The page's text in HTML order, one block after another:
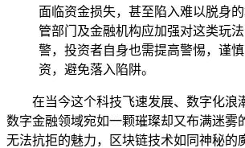
面临资金损失，甚至陷入难以脱身
管部门及金融机构应加强对这类玩
警，投资者自身也需提高警惕，谨
资，避免落入陷阱。
在当今这个科技飞速发展、数字化浪
数字金融领域宛如一颗璀璨却又布满迷雾
无法抗拒的魅力，区块链技术如同神秘的